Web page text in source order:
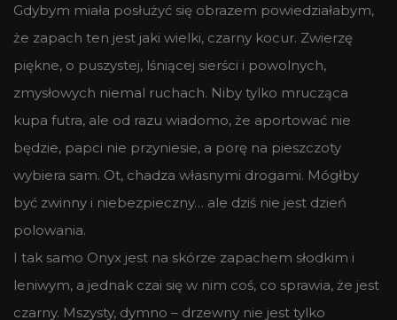
Gdybym miała posłużyć się obrazem powiedziałabym,
że zapach ten jest jaki wielki, czarny kocur. Zwierzę
piękne, o puszystej, lśniącej sierści i powolnych,
zmysłowych niemal ruchach. Niby tylko mrucząca
kupa futra, ale od razu wiadomo, że aportować nie
będzie, papci nie przyniesie, a porę na pieszczoty
wybiera sam. Ot, chadza własnymi drogami. Mógłby
być zwinny i niebezpieczny… ale dziś nie jest dzień
polowania.
I tak samo Onyx jest na skórze zapachem słodkim i
leniwym, a jednak czai się w nim coś, co sprawia, że jest
czarny. Mszysty, dymno – drzewny nie jest tylko